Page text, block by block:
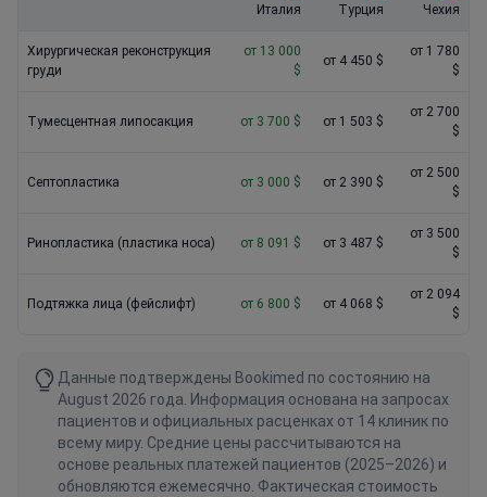
Италия Турция Чехия
Хирургическая реконструкция
груди
от 13 000
$
от 4 450 $
от 1 780
$
Тумесцентная липосакция от 3 700 $ от 1 503 $
от 2 700
$
Септопластика от 3 000 $ от 2 390 $
от 2 500
$
Ринопластика (пластика носа) от 8 091 $ от 3 487 $
от 3 500
$
Подтяжка лица (фейслифт) от 6 800 $ от 4 068 $
от 2 094
$
Данные подтверждены Bookimed по состоянию на
August 2026 года. Информация основана на запросах
пациентов и официальных расценках от 14 клиник по
всему миру. Средние цены рассчитываются на
основе реальных платежей пациентов (2025–2026) и
обновляются ежемесячно. Фактическая стоимость